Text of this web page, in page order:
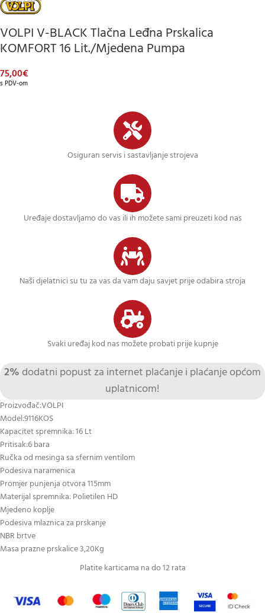
VOLPI V-BLACK Tlačna Leđna Prskalica
KOMFORT 16 Lit./mjedena Pumpa
75,00€
s PDV-om
Osiguran servis i sastavljanje strojeva
Uređaje dostavljamo do vas ili ih možete sami preuzeti kod nas
Naši djelatnici su tu za vas da vam daju savjet prije odabira stroja
Svaki uređaj kod nas možete probati prije kupnje
2% dodatni popust za internet plaćanje i plaćanje općom
uplatnicom!
Proizvođač:VOLPI
Model:9116KOS
Kapacitet spremnika: 16 Lt
Pritisak:6 bara
Ručka od mesinga sa sfernim ventilom
Podesiva naramenica
Promjer punjenja otvora 115mm
Materijal spremnika: Polietilen HD
Mjedeno koplje
Podesiva mlaznica za prskanje
NBR brtve
Masa prazne prskalice 3,20Kg
Platite karticama na do 12 rata